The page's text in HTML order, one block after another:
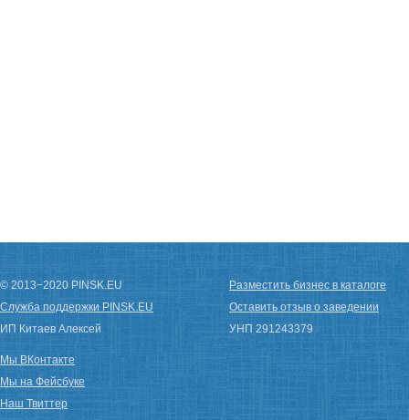
© 2013−2020 PINSK.EU
Служба поддержки PINSK.EU
ИП Китаев Алексей
Разместить бизнес в каталоге
Оставить отзыв о заведении
УНП 291243379
Мы ВКонтакте
Мы на Фейсбуке
Наш Твиттер